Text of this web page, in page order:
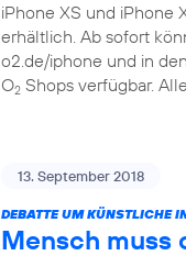
iPhone XS und iPhone
erhältlich. Ab sofort
o2.de/iphone und in
O2 Shops verfügbar.
13. September 2018
DEBATTE UM KÜNSTLICHE
Mensch muss